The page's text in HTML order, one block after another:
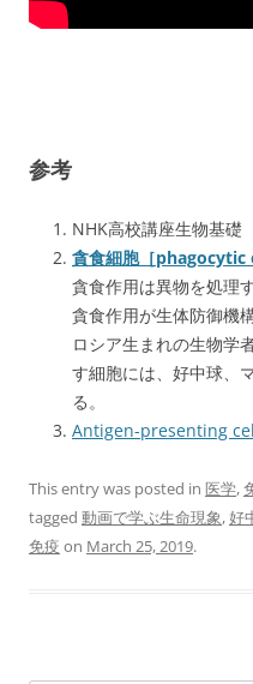
参考
NHK高校講座生物基礎
貪食細胞［phagocytic
貪食作用は異物を処理
貪食作用が生体防御機
ロシア生まれの生物学
す細胞には、好中球、
る。
Antigen-presenting
This entry was posted in 医学,
tagged 動画で学ぶ生命現象,好
免疫 on March 25, 2019.